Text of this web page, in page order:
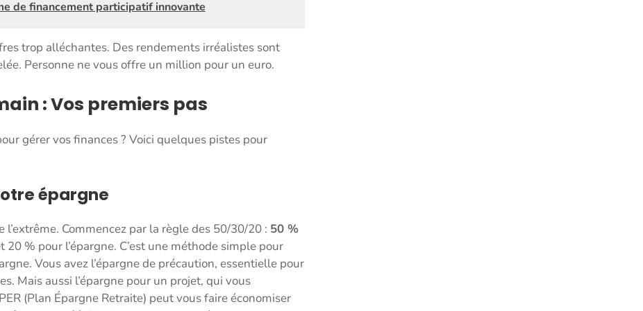
de financement participatif innovante
trop alléchantes. Des rendements irréalistes sont
Personne ne vous offre un million pour un euro.
: Vos premiers pas
gérer vos finances ? Voici quelques pistes pour
épargne
l’extrême. Commencez par la règle des 50/30/20 : 50 %
20 % pour l’épargne. C’est une méthode simple pour
Vous avez l’épargne de précaution, essentielle pour
Mais aussi l’épargne pour un projet, qui vous
(Plan Épargne Retraite) peut vous faire économiser